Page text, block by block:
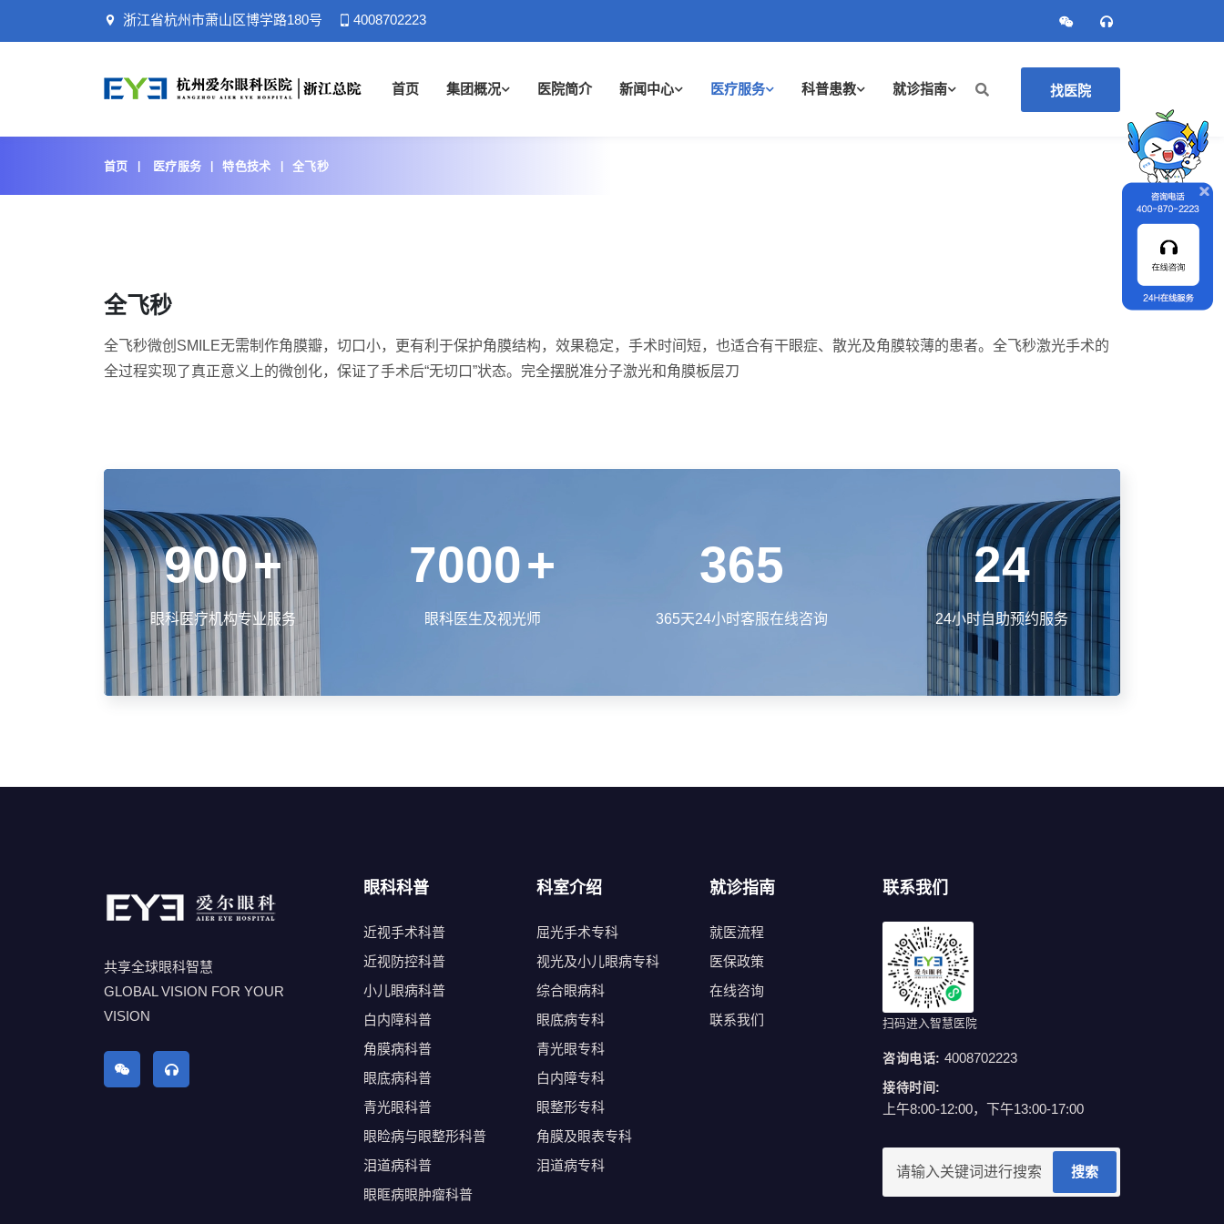
浙江省杭州市萧山区博学路180号 4008702223
首页 集团概况 医院简介 新闻中心 医疗服务 科普患教 就诊指南 找医院
首页 医疗服务 特色技术 全飞秒
全飞秒
全飞秒微创SMILE无需制作角膜瓣，切口小，更有利于保护角膜结构，效果稳定，手术时间短，也适合有干眼症、散光及角膜较薄的患者。全飞秒激光手术的
全过程实现了真正意义上的微创化，保证了手术后“无切口”状态。完全摆脱准分子激光和角膜板层刀
900+
眼科医疗机构专业服务
7000+
眼科医生及视光师
365
365天24小时客服在线咨询
24
24小时自助预约服务
共享全球眼科智慧
GLOBAL VISION FOR YOUR
VISION
眼科科普
近视手术科普
近视防控科普
小儿眼病科普
白内障科普
角膜病科普
眼底病科普
青光眼科普
眼睑病与眼整形科普
泪道病科普
眼眶病眼肿瘤科普
科室介绍
屈光手术专科
视光及小儿眼病专科
综合眼病科
眼底病专科
青光眼专科
白内障专科
眼整形专科
角膜及眼表专科
泪道病专科
就诊指南
就医流程
医保政策
在线咨询
联系我们
联系我们
扫码进入智慧医院
咨询电话: 4008702223
接待时间:
上午8:00-12:00，下午13:00-17:00
搜索